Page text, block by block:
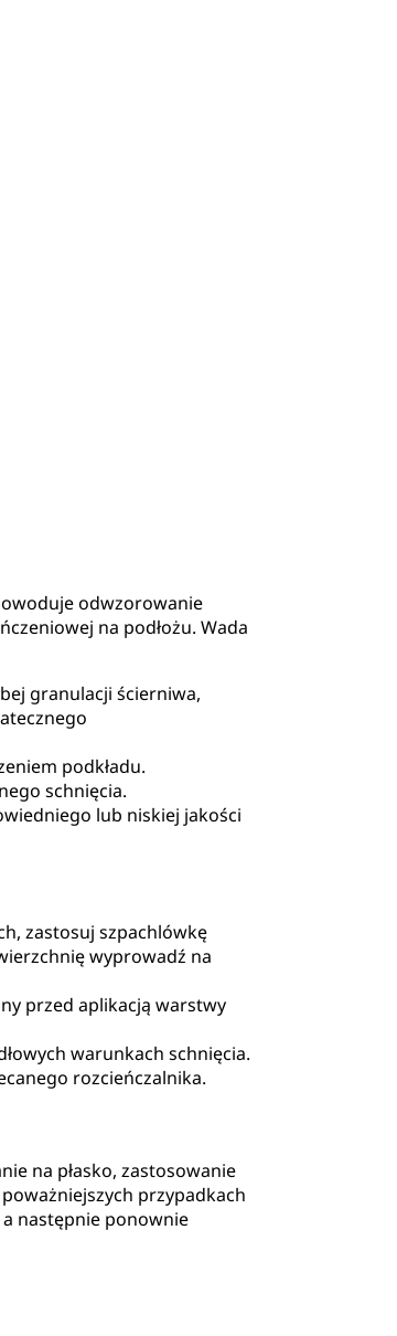
odwzorowanie
na podłożu. Wada
granulacji ścierniwa,
podkładu.
schnięcia.
lub niskiej jakości
zastosuj szpachlówkę
wyprowadź na
przed aplikacją warstwy
warunkach schnięcia.
rozcieńczalnika.
na płasko, zastosowanie
przypadkach
następnie ponownie